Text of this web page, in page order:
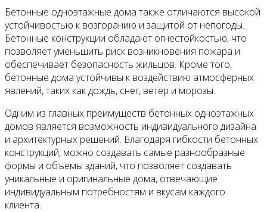
Бетонные одноэтажные дома также отличаются высокой
устойчивостью к возгоранию и защитой от непогоды.
Бетонные конструкции обладают огнестойкостью, что
позволяет уменьшить риск возникновения пожара и
обеспечивает безопасность жильцов. Кроме того,
бетонные дома устойчивы к воздействию атмосферных
явлений, таких как дождь, снег, ветер и морозы.
Одним из главных преимуществ бетонных одноэтажных
домов является возможность индивидуального дизайна
и архитектурных решений. Благодаря гибкости бетонных
конструкций, можно создавать самые разнообразные
формы и объемы зданий, что позволяет создавать
уникальные и оригинальные дома, отвечающие
индивидуальным потребностям и вкусам каждого
клиента.